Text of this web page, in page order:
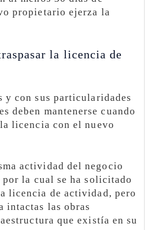
propietario ejerza la
la licencia de
y con sus particularidades
deben mantenerse cuando
licencia con el nuevo
actividad del negocio
la cual se ha solicitado
licencia de actividad, pero
intactas las obras
que existía en su